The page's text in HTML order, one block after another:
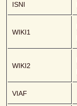
ISNI
WIKI1
WIKI2
VIAF